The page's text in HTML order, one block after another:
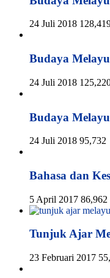
24 Juli 2018
Budaya
24 Juli 2018
Budaya
24 Juli 2018 95,732
Bahasa dan
5 April 2017 86,962
Tunjuk Ajar
23 Februari 2017